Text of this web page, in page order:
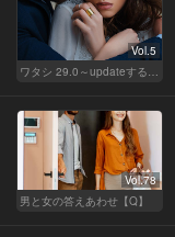
Vol.5
ワタシ 29.0～updateする女～
Vol.78
男と女の答えあわせ【Q】